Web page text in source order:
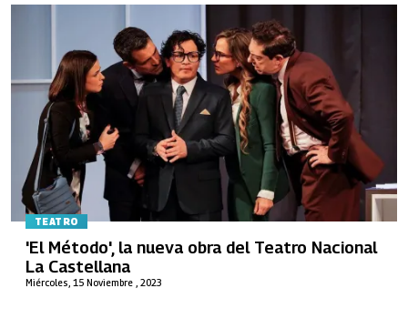
TEATRO
Miércoles, 15 Noviembre , 2023
'El Método', la nueva obra del Teatro Nacional
La Castellana